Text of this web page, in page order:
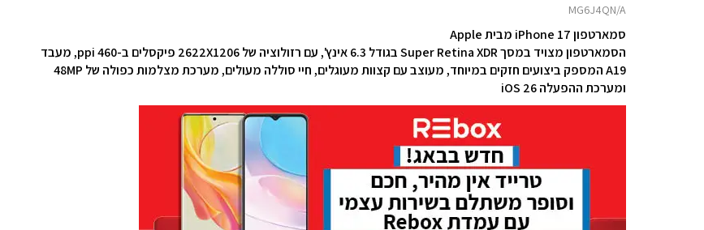
MG6J4QN/A
סמארטפון iPhone 17 מבית Apple
הסמארטפון מצויד במסך Super Retina XDR בגודל 6.3 אינץ', עם רזולוציה של 2622X1206 פיקסלים ב-460 ppi, מעבד
A19 המספק ביצועים חזקים במיוחד,
מעוצב עם קצוות מעוגלים
, חיי סוללה מעולים, מערכת מצלמות כפולה של 48MP
ומערכת ההפעלה iOS 26